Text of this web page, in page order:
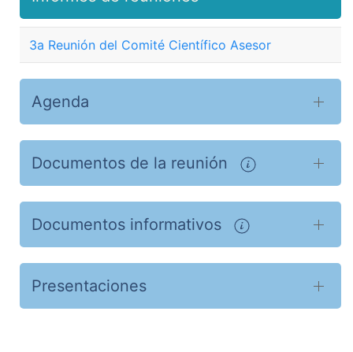
3a Reunión del Comité Científico Asesor
Agenda
Documentos de la reunión
Documentos informativos
Presentaciones